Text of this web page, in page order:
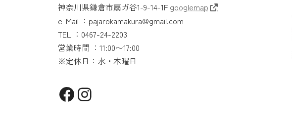
神奈川県鎌倉市扇ガ谷1-9-14-1F googlemap
e-Mail ：pajarokamakura@gmail.com
TEL ：0467-24-2203
営業時間 ：11:00〜17:00
※定休日：水・木曜日
Facebook
Instagram